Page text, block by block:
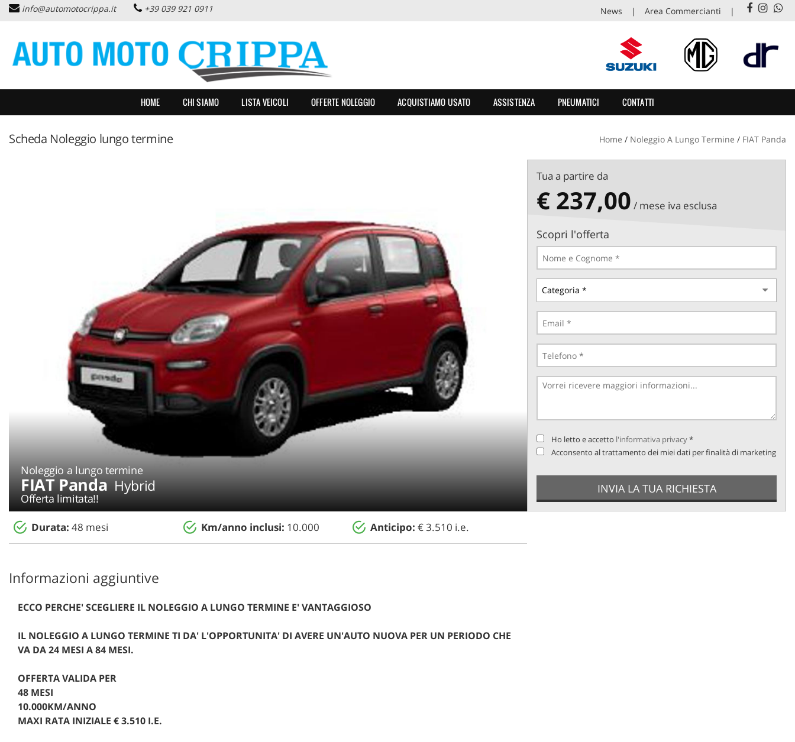
HOME
CHI SIAMO
AREA COMMERCIANTI
info@automotocrippa.it +39 039 921 0911 News Area Commercianti
HOME CHI SIAMO LISTA VEICOLI OFFERTE NOLEGGIO ACQUISTIAMO USATO ASSISTENZA PNEUMATICI CONTATTI
Scheda Noleggio lungo termine Home / Noleggio A Lungo Termine / FIAT Panda
Noleggio a lungo termine
FIAT Panda Hybrid
Offerta limitata!!
Durata: 48 mesi Km/anno inclusi: 10.000 Anticipo: € 3.510 i.e.
Informazioni aggiuntive
ECCO PERCHE' SCEGLIERE IL NOLEGGIO A LUNGO TERMINE E' VANTAGGIOSO
IL NOLEGGIO A LUNGO TERMINE TI DA' L'OPPORTUNITA' DI AVERE UN'AUTO NUOVA PER UN PERIODO CHE
VA DA 24 MESI A 84 MESI.
OFFERTA VALIDA PER
48 MESI
10.000KM/ANNO
MAXI RATA INIZIALE € 3.510 I.E.
Tua a partire da
€ 237,00 / mese iva esclusa
Scopri l'offerta
Ho letto e accetto l'informativa privacy*
Acconsento al trattamento dei miei dati per finalità di marketing
INVIA LA TUA RICHIESTA